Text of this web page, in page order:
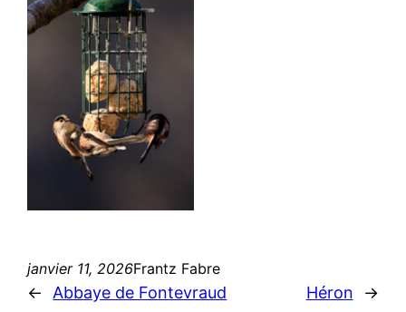
janvier 11, 2026Frantz Fabre
← Abbaye de Fontevraud Héron →